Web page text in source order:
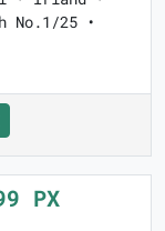
No.1/25 •
PX